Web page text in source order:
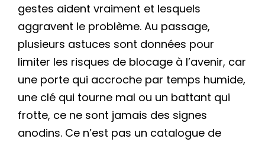
gestes aident vraiment et lesquels
aggravent le problème. Au passage,
plusieurs astuces sont données pour
limiter les risques de blocage à l’avenir, car
une porte qui accroche par temps humide,
une clé qui tourne mal ou un battant qui
frotte, ce ne sont jamais des signes
anodins. Ce n’est pas un catalogue de